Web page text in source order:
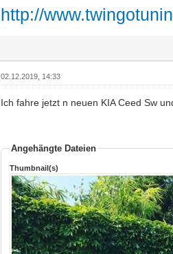
http://
02.12.2019, 14:33
Ich fahre jetzt n neuen KIA Ceed Sw
Angehängte Dateien
Thumbnail(s)